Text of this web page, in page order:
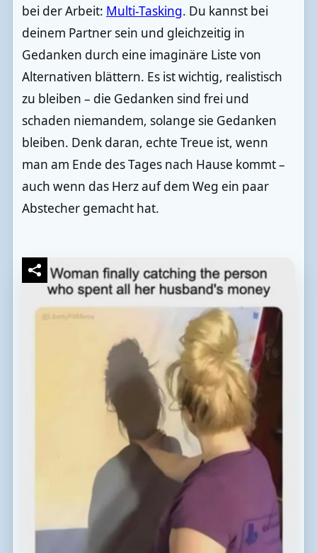
bei der Arbeit: Multi-Tasking. Du kannst bei
deinem Partner sein und gleichzeitig in
Gedanken durch eine imaginäre Liste von
Alternativen blättern. Es ist wichtig, realistisch
zu bleiben – die Gedanken sind frei und
schaden niemandem, solange sie Gedanken
bleiben. Denk daran, echte Treue ist, wenn
man am Ende des Tages nach Hause kommt –
auch wenn das Herz auf dem Weg ein paar
Abstecher gemacht hat.